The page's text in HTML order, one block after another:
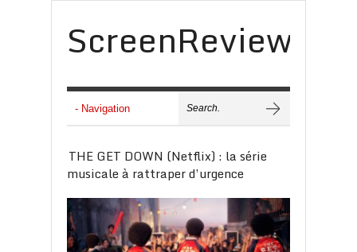
ScreenReview
THE GET DOWN (Netflix) : la série
musicale à rattraper d’urgence